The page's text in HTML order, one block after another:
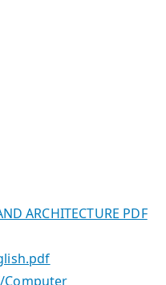
ARCHITECTURE PDF
Computer